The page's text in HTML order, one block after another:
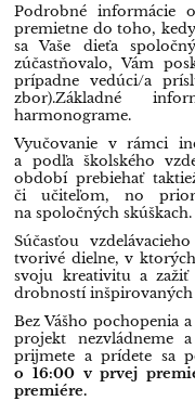
Podrobné informácie
premietne do toho,
sa Vaše dieťa
zúčastňovalo, Vám
prípadne vedúci/a
zbor).Základné
harmonograme.
Vyučovanie v rámci
a podľa školského
období prebiehať
či učiteľom, no
na spoločných skúškach.
Súčasťou
tvorivé dielne, v
svoju kreativitu a
drobností
Bez Vášho pochopenia
projekt nezvládneme
prijmete a prídete sa
o 16:00 v prvej
premiére.